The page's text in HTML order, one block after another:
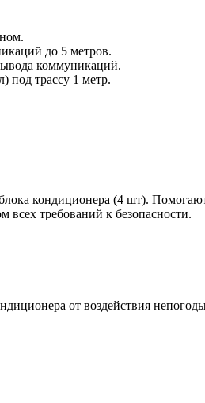
до 5 метров.
коммуникаций.
под трассу 1 метр.
кондиционера (4 шт).
всех требований к безопасности.
от воздействия